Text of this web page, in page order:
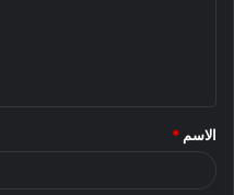
*
الاسم *